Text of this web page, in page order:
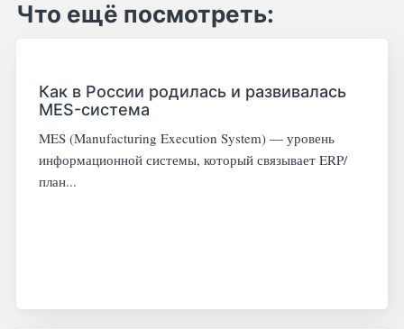
Что ещё посмотреть:
Как в России родилась и развивалась
MES-система
MES (Manufacturing Execution System) — уровень
информационной системы, который связывает ERP/
план...